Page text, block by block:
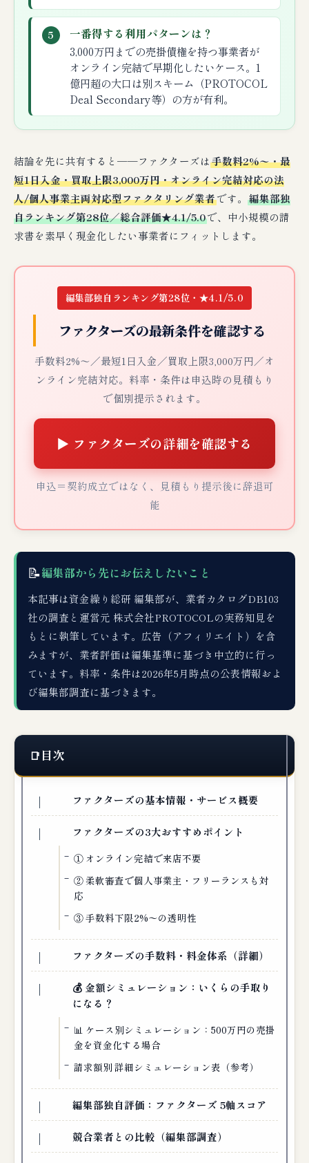
5 一番得する利用パターンは？
3,000万円までの売掛債権を持つ事業者が
オンライン完結で早期化したいケース。1
億円超の大口は別スキーム（PROTOCOL
Deal Secondary等）の方が有利。
結論を先に共有すると──ファクターズは手数料2%〜・最
短1日入金・買取上限3,000万円・オンライン完結対応の法
人/個人事業主両対応型ファクタリング業者です。編集部独
自ランキング第28位／総合評価★4.1/5.0で、中小規模の請
求書を素早く現金化したい事業者にフィットします。
編集部独自ランキング第28位・★4.1/5.0
ファクターズの最新条件を確認する
手数料2%〜／最短1日入金／買取上限3,000万円／オ
ンライン完結対応。料率・条件は申込時の見積もり
で個別提示されます。
▶ ファクターズの詳細を確認する
申込＝契約成立ではなく、見積もり提示後に辞退可
能
📝編集部から先にお伝えしたいこと
本記事は資金繰り総研 編集部が、業者カタログDB103
社の調査と運営元 株式会社PROTOCOLの実務知見を
もとに執筆しています。広告（アフィリエイト）を含
みますが、業者評価は編集基準に基づき中立的に行っ
ています。料率・条件は2026年5月時点の公表情報およ
び編集部調査に基づきます。
目次
ファクターズの基本情報・サービス概要
ファクターズの3大おすすめポイント
① オンライン完結で来店不要
② 柔軟審査で個人事業主・フリーランスも対
応
③ 手数料下限2%〜の透明性
ファクターズの手数料・料金体系（詳細）
💰 金額シミュレーション：いくらの手取り
になる？
📊 ケース別シミュレーション：500万円の売掛
金を資金化する場合
請求額別 詳細シミュレーション表（参考）
編集部独自評価：ファクターズ 5軸スコア
競合業者との比較（編集部調査）